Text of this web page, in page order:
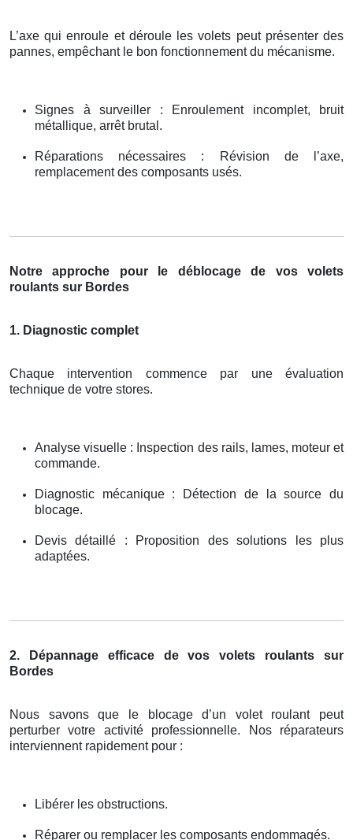
L’axe qui enroule et déroule les volets peut présenter des
pannes, empêchant le bon fonctionnement du mécanisme.
Signes à surveiller : Enroulement incomplet, bruit
métallique, arrêt brutal.
Réparations nécessaires : Révision de l’axe,
remplacement des composants usés.
Notre approche pour le déblocage de vos volets
roulants sur Bordes
1. Diagnostic complet
Chaque intervention commence par une évaluation
technique de votre stores.
Analyse visuelle : Inspection des rails, lames, moteur et
commande.
Diagnostic mécanique : Détection de la source du
blocage.
Devis détaillé : Proposition des solutions les plus
adaptées.
2. Dépannage efficace de vos volets roulants sur
Bordes
Nous savons que le blocage d’un volet roulant peut
perturber votre activité professionnelle. Nos réparateurs
interviennent rapidement pour :
Libérer les obstructions.
Réparer ou remplacer les composants endommagés.